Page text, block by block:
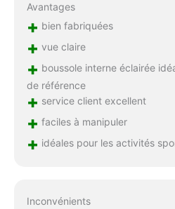
Avantages
+ bien fabriquées
+ vue claire
+ boussole interne éclairée
de référence
+ service client excellent
+ faciles à manipuler
+ idéales pour les activités
Inconvénients